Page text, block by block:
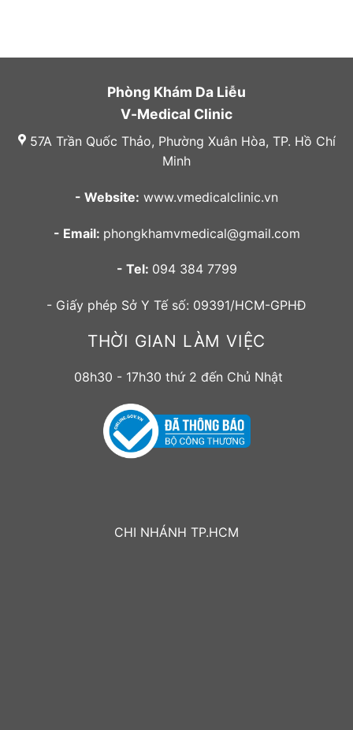
Phòng Khám Da Liễu
V-Medical Clinic
57A Trần Quốc Thảo, Phường Xuân Hòa, TP. Hồ Chí
Minh
- Website: www.vmedicalclinic.vn
- Email: phongkhamvmedical@gmail.com
- Tel: 094 384 7799
- Giấy phép Sở Y Tế số: 09391/HCM-GPHĐ
THỜI GIAN LÀM VIỆC
08h30 - 17h30 thứ 2 đến Chủ Nhật
CHI NHÁNH TP.HCM